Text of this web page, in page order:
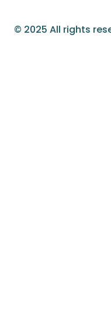
© 2025 All rights